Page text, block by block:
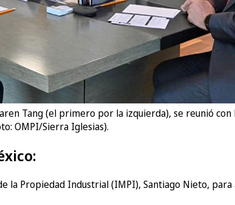
Tang (el primero por la izquierda), se reunió
OMPI/Sierra Iglesias).
Propiedad Industrial (IMPI), Santiago Nieto,